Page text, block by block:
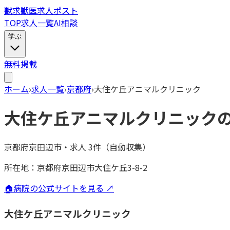
獣求獣医求人ポスト
TOP求人一覧AI相談
学ぶ
無料掲載
ホーム›求人一覧›京都府›大住ケ丘アニマルクリニック
大住ケ丘アニマルクリニック
京都府京田辺市 ・ 求人 3件（自動収集）
所在地： 京都府京田辺市大住ケ丘3-8-2
🏠病院の公式サイトを見る ↗
大住ケ丘アニマルクリニック